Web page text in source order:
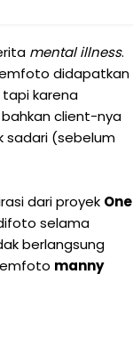
mental illness.
didapatkan
karena
client-nya
sadari (sebelum
dari proyek One
selama
berlangsung
manny